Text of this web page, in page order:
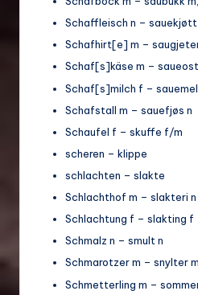
Schaffleisch n – sauekjøtt
Schafhirt[e] m –
Schaf[s]käse m –
Schaf[s]milch f –
Schafstall m – sauefjøs n
Schaufel f – skuffe f/m
scheren – klippe
schlachten – slakte
Schlachthof m – slakteri n
Schlachtung f – slakting f
Schmalz n – smult n
Schmarotzer m – snylter
Schmetterling m –